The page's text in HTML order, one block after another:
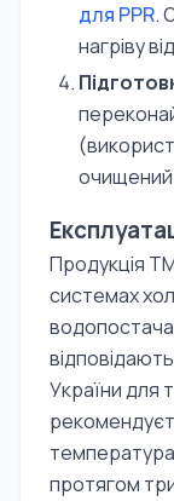
для PPR.
нагріву
очищений
Продукція
системах
України для
протягом